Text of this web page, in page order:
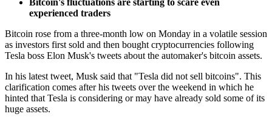
Bitcoin's fluctuations are starting to scare even
experienced traders
Bitcoin rose from a three-month low on Monday in a volatile session
as investors first sold and then bought cryptocurrencies following
Tesla boss Elon Musk's tweets about the automaker's bitcoin assets.
In his latest tweet, Musk said that "Tesla did not sell bitcoins". This
clarification comes after his tweets over the weekend in which he
hinted that Tesla is considering or may have already sold some of its
huge assets.